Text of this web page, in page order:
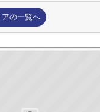
の一覧へ